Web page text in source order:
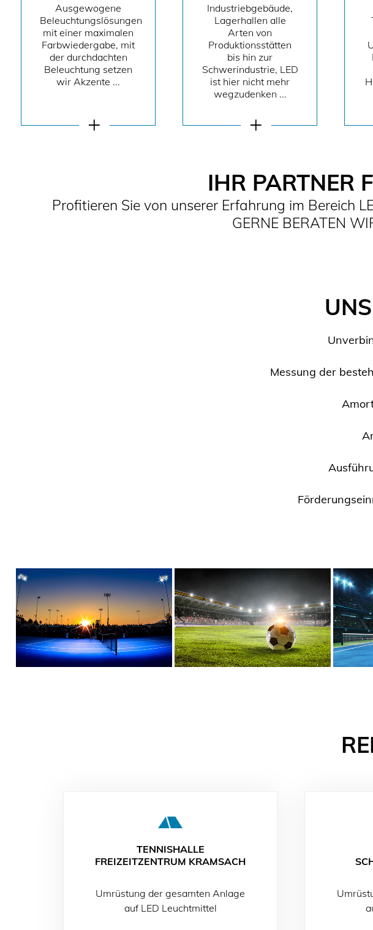
Ausgewogene
Beleuchtungslösungen
mit einer maximalen
Farbwiedergabe, mit
der durchdachten
Beleuchtung setzen
wir Akzente ...
Industriebgebäude,
Lagerhallen alle
Arten von
Produktionsstätten
bis hin zur
Schwerindustrie, LED
ist hier nicht mehr
wegzudenken ...
IHR PARTNER
Profitieren Sie von unserer Erfahrung im Bereich
GERNE BERATEN
Messung der
TENNISHALLE
FREIZEITZENTRUM KRAMSACH
Umrüstung der gesamten Anlage
auf LED Leuchtmittel